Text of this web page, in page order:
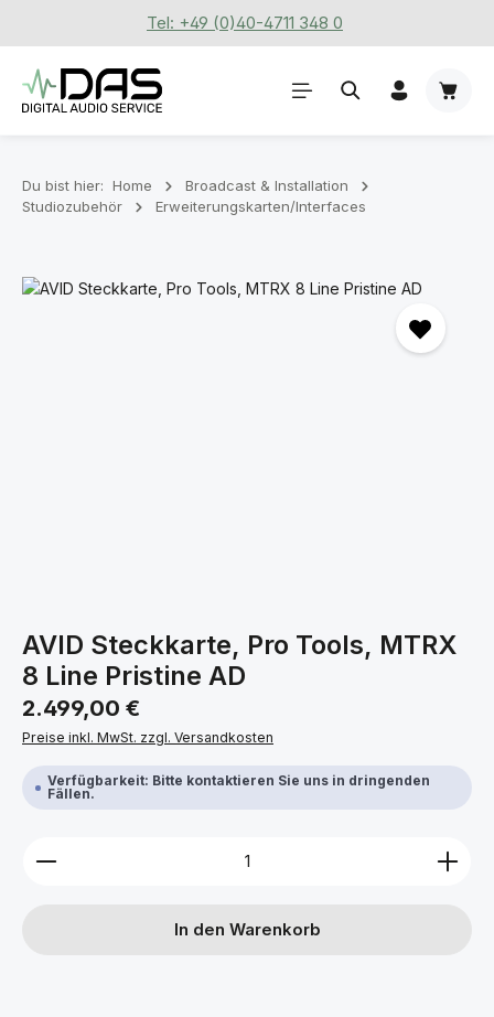
Zum Hauptinhalt springenTel: +49 (0)40-4711 348 0
Du bist hier: Home
Broadcast & Installation
Studiozubehör
Erweiterungskarten/Interfaces
Bildergalerie überspringen
AVID Steckkarte, Pro Tools, MTRX
8 Line Pristine AD
Regulärer Preis:
2.499,00 €
Preise inkl. MwSt. zzgl. Versandkosten
Verfügbarkeit: Bitte kontaktieren Sie uns in dringenden
Fällen.
Produkt Anzahl: Gib den gewünschten Wert ein
In den Warenkorb